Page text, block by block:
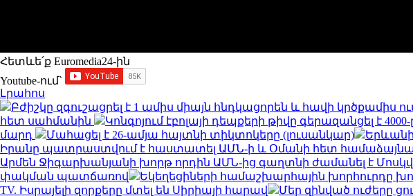
Հետևե՛ք Euromedia24-ին
Youtube-ում`
Լրահոս
Բժիշկը զգուշացրել է 1 ամիս միայն հնդկացորեն և հավի կրծքամիս
հետ սահմանին
Կոնգոյում էբոլայի դեպքերի թիվը գերազանցել է 4000-
մարդ
Մահացել է 26-ամյա հայտնի տիկտոկերը (լուսանկար)
Երևանի
Իրանը պատրաստվում է հաստատել ԱՄՆ-ի և Օմանի հետ
Արմեն Ջիգարխանյանի խորթ որդին ԱՄՆ-ից գաղտնի ժամանել է
փակման պատճառով
Եկեղեցիների համաշխարհային խորհուրդը
TV. Իսրայելի զորքերը մտել են Սիրիայի հարավ
Մեր զինված ուժերը